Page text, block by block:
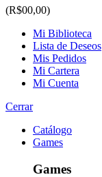
(R$00,00)
Mi Biblioteca
Lista de Deseos
Mis Pedidos
Mi Cartera
Mi Cuenta
Cerrar
Catálogo
Games
Games